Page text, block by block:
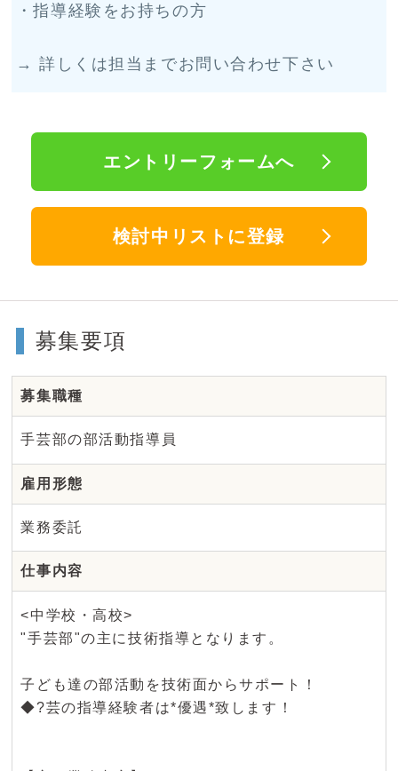
・指導経験をお持ちの方
→ 詳しくは担当までお問い合わせ下さい
エントリーフォームへ
検討中リストに登録
募集要項
募集職種
手芸部の部活動指導員
雇用形態
業務委託
仕事内容
<中学校・高校>
"手芸部"の主に技術指導となります。
子ども達の部活動を技術面からサポート！
◆?芸の指導経験者は*優遇*致します！